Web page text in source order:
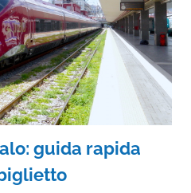
guida rapida